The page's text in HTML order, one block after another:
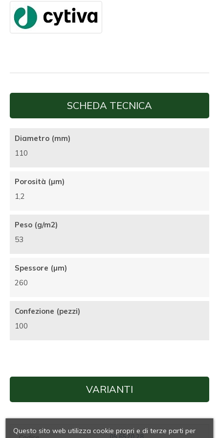
SCHEDA TECNICA
Diametro (mm)
110
Porosità (µm)
1,2
Peso (g/m2)
53
Spessore (µm)
260
Confezione (pezzi)
100
VARIANTI
Questo sito web utilizza cookie propri e di terze parti per